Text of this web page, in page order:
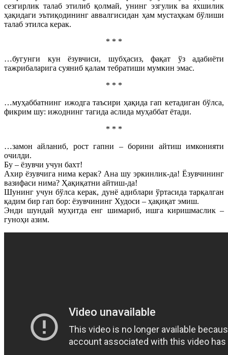
сезгирлик талаб этилиб қолмай, унинг эзгулик ва яхшилик
ҳақидаги эътиқодининг аввалгисидан ҳам мустаҳкам бўлиши
талаб этилса керак.
* * *
…бугунги кун ёзувчиси, шубҳасиз, фақат ўз адабиёти
тажрибаларига суяниб қалам тебратиши мумкин эмас.
* * *
…муҳаббатнинг ижодга таъсири ҳақида гап кетадиган бўлса,
фикрим шу: ижоднинг тагида аслида муҳаббат ётади.
* * *
…замон айланиб, рост гапни – борини айтиш имконияти
очилди.
Бу – ёзувчи учун бахт!
Ахир ёзувчига нима керак? Ана шу эркинлик-да! Ёзувчининг
вазифаси нима? Ҳақиқатни айтиш-да!
Шунинг учун бўлса керак, дунё адиблари ўртасида тарқалган
қадим бир гап бор: ёзувчининг Худоси – ҳақиқат эмиш.
Энди шундай муҳитда енг шимариб, ишга киришмаслик –
гуноҳи азим.